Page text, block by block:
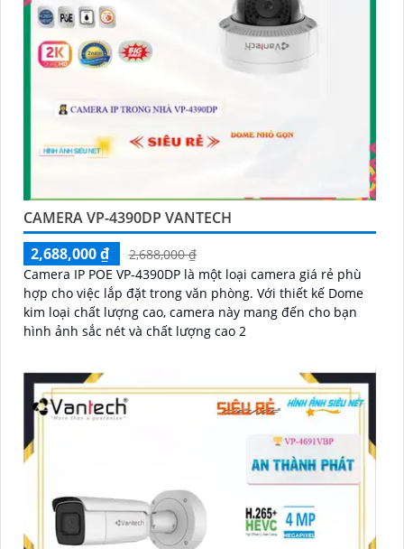
CAMERA VP-4390DP VANTECH
2,688,000 ₫
2,688,000 ₫
Camera IP POE VP-4390DP là một loại camera giá rẻ phù
hợp cho việc lắp đặt trong văn phòng. Với thiết kế Dome
kim loại chất lượng cao, camera này mang đến cho bạn
hình ảnh sắc nét và chất lượng cao 2